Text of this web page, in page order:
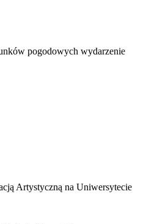
pogodowych wydarzenie
Artystyczną na Uniwersytecie